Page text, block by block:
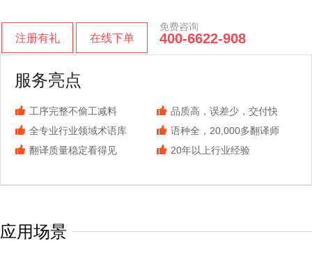
注册有礼 在线下单
免费咨询
400-6622-908
服务亮点
工序完整不偷工减料
品质高，误差少，交付快
全专业行业领域术语库
语种全，20,000多翻译师
翻译质量稳定看得见
20年以上行业经验
应用场景